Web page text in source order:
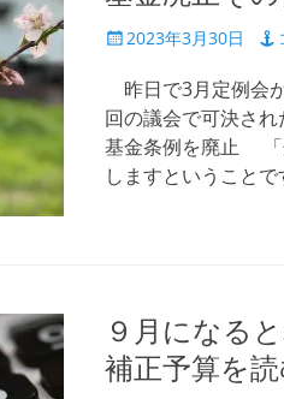
投 2023年3月30日
昨日で3月定例会
回の議会で可決さ
基金条例を廃止 「
しますということ
９月になる
補正予算を読